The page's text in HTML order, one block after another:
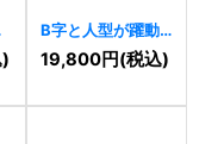
B字と人型が躍動
する未来志向ロゴ
11082 ]
19,800円(税込)